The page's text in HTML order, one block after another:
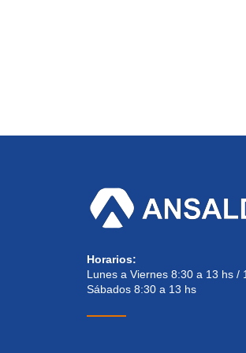
Horarios:
Lunes a Viernes 8:30 a 13 hs /
Sábados 8:30 a 13 hs